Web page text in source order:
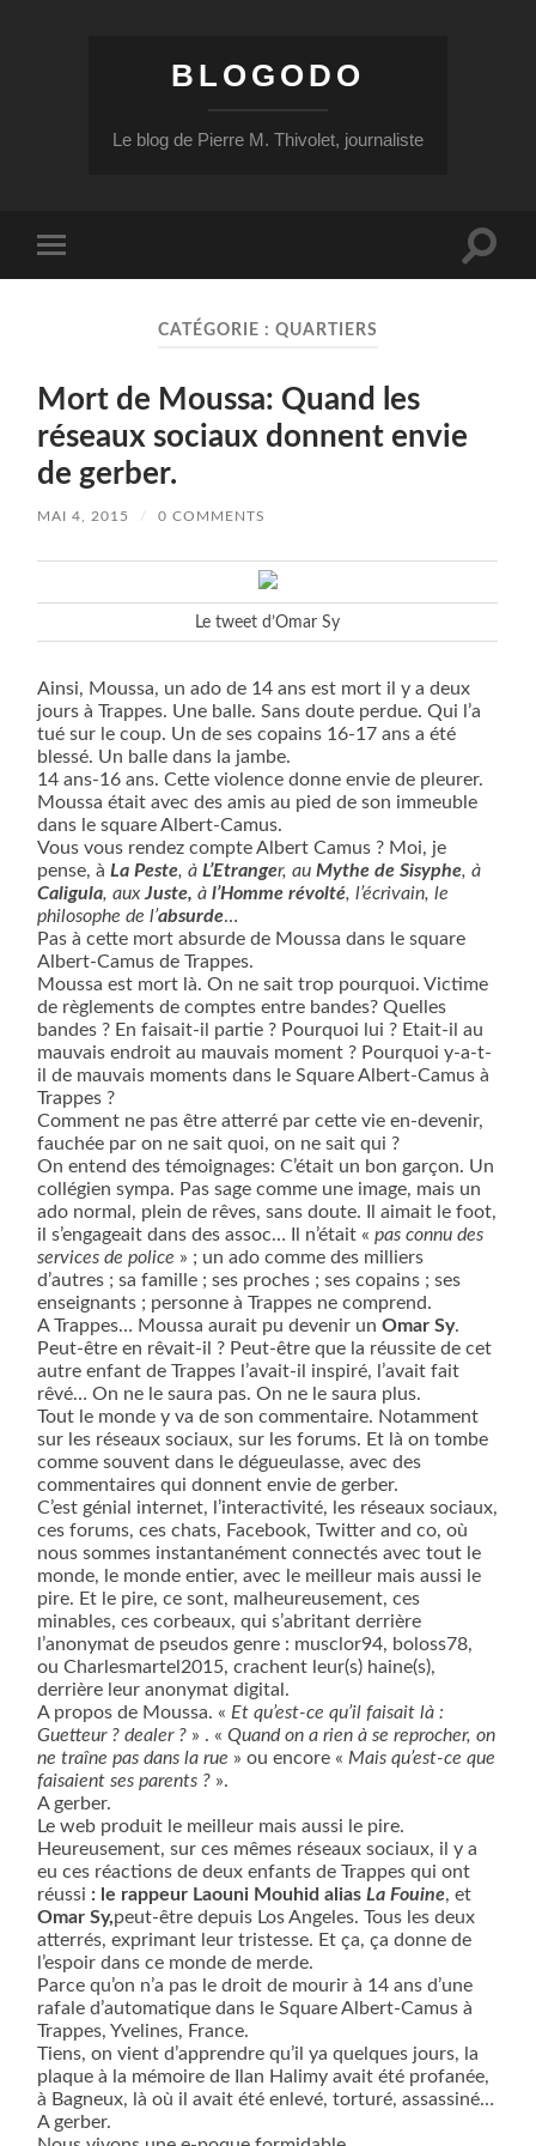
BLOGODO
Le blog de Pierre M. Thivolet, journaliste
mobile
Toggle
CATÉGORIE : QUARTIERS
Mort de Moussa: Quand les
réseaux sociaux donnent envie
de gerber.
MAI 4, 2015 / 0 COMMENTS
Le tweet d’Omar Sy
Ainsi, Moussa, un ado de 14 ans est mort il y a deux
jours à Trappes. Une balle. Sans doute perdue. Qui l’a
tué sur le coup. Un de ses copains 16-17 ans a été
blessé. Un balle dans la jambe.
14 ans-16 ans. Cette violence donne envie de pleurer.
Moussa était avec des amis au pied de son immeuble
dans le square Albert-Camus.
Vous vous rendez compte Albert Camus ? Moi, je
pense, àLa Peste, àL’Etranger, auMythe de Sisyphe, à
Caligula, auxJuste, àl’Homme révolté, l’écrivain, le
philosophe de l’absurde…
Pas à cette mort absurde de Moussa dans le square
Albert-Camus de Trappes.
Moussa est mort là. On ne sait trop pourquoi. Victime
de règlements de comptes entre bandes? Quelles
bandes ? En faisait-il partie ? Pourquoi lui ? Etait-il au
mauvais endroit au mauvais moment ? Pourquoi y-a-t-
il de mauvais moments dans le Square Albert-Camus à
Trappes ?
Comment ne pas être atterré par cette vie en-devenir,
fauchée par on ne sait quoi, on ne sait qui ?
On entend des témoignages: C’était un bon garçon. Un
collégien sympa. Pas sage comme une image, mais un
ado normal, plein de rêves, sans doute. Il aimait le foot,
il s’engageait dans des assoc… Il n’était «pas connu des
services de police » ; un ado comme des milliers
d’autres ; sa famille ; ses proches ; ses copains ; ses
enseignants ; personne à Trappes ne comprend.
A Trappes… Moussa aurait pu devenir unOmar Sy.
Peut-être en rêvait-il ? Peut-être que la réussite de cet
autre enfant de Trappes l’avait-il inspiré, l’avait fait
rêvé… On ne le saura pas. On ne le saura plus.
Tout le monde y va de son commentaire. Notamment
sur les réseaux sociaux, sur les forums. Et là on tombe
comme souvent dans le dégueulasse, avec des
commentaires qui donnent envie de gerber.
C’est génial internet, l’interactivité, les réseaux sociaux,
ces forums, ces chats, Facebook, Twitter and co, où
nous sommes instantanément connectés avec tout le
monde, le monde entier, avec le meilleur mais aussi le
pire. Et le pire, ce sont, malheureusement, ces
minables, ces corbeaux, qui s’abritant derrière
l’anonymat de pseudos genre : musclor94, boloss78,
ou Charlesmartel2015, crachent leur(s) haine(s),
derrière leur anonymat digital.
A propos de Moussa. «Et qu’est-ce qu’il faisait là :
Guetteur ? dealer ? » . «Quand on a rien à se reprocher, on
ne traîne pas dans la rue » ou encore «Mais qu’est-ce que
faisaient ses parents ? ».
A gerber.
Le web produit le meilleur mais aussi le pire.
Heureusement, sur ces mêmes réseaux sociaux, il y a
eu ces réactions de deux enfants de Trappes qui ont
réussi : le rappeur Laouni Mouhid aliasLa Fouine, et
Omar Sy,peut-être depuis Los Angeles. Tous les deux
atterrés, exprimant leur tristesse. Et ça, ça donne de
l’espoir dans ce monde de merde.
Parce qu’on n’a pas le droit de mourir à 14 ans d’une
rafale d’automatique dans le Square Albert-Camus à
Trappes, Yvelines, France.
Tiens, on vient d’apprendre qu’il ya quelques jours, la
plaque à la mémoire de Ilan Halimy avait été profanée,
à Bagneux, là où il avait été enlevé, torturé, assassiné…
A gerber.